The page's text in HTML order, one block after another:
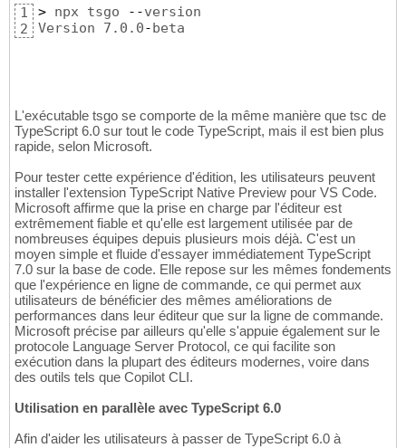
1
2
> npx tsgo --version
Version 7.0.0- beta
L'exécutable tsgo se comporte de la même manière que tsc de
TypeScript 6.0 sur tout le code TypeScript, mais il est bien plus
rapide, selon Microsoft.
Pour tester cette expérience d'édition, les utilisateurs peuvent
installer l'extension TypeScript Native Preview pour VS Code.
Microsoft affirme que la prise en charge par l'éditeur est
extrêmement fiable et qu'elle est largement utilisée par de
nombreuses équipes depuis plusieurs mois déjà. C'est un
moyen simple et fluide d'essayer immédiatement TypeScript
7.0 sur la base de code. Elle repose sur les mêmes fondements
que l'expérience en ligne de commande, ce qui permet aux
utilisateurs de bénéficier des mêmes améliorations de
performances dans leur éditeur que sur la ligne de commande.
Microsoft précise par ailleurs qu'elle s'appuie également sur le
protocole Language Server Protocol, ce qui facilite son
exécution dans la plupart des éditeurs modernes, voire dans
des outils tels que Copilot CLI.
Utilisation en parallèle avec TypeScript 6.0
Afin d'aider les utilisateurs à passer de TypeScript 6.0 à